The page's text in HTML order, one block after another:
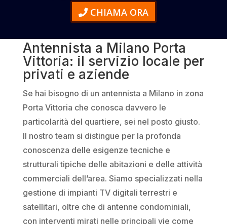
CHIAMA ORA
Antennista a Milano Porta
Vittoria: il servizio locale per
privati e aziende
Se hai bisogno di un antennista a Milano in zona
Porta Vittoria che conosca davvero le
particolarità del quartiere, sei nel posto giusto.
Il nostro team si distingue per la profonda
conoscenza delle esigenze tecniche e
strutturali tipiche delle abitazioni e delle attività
commerciali dell’area. Siamo specializzati nella
gestione di impianti TV digitali terrestri e
satellitari, oltre che di antenne condominiali,
con interventi mirati nelle principali vie come